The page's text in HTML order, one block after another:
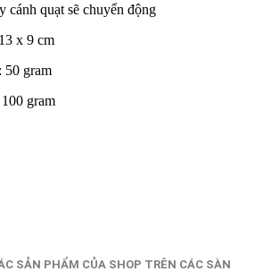
cánh quạt sẽ chuyển động
x 9 cm
50 gram
gram
SẢN PHẨM CỦA SHOP TRÊN CÁC SÀN